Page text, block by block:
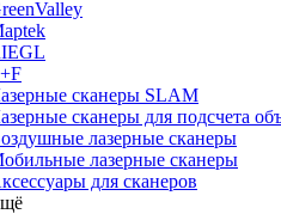
сканеры SLAM
сканеры для подсчета
лазерные сканеры
лазерные сканеры
для сканеров